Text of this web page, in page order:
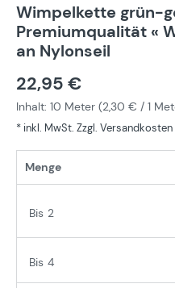
Durchschnittliche
Wimpelkette grün-
Premiumqualität «
an Nylonseil
22,95 €
Inhalt: 10 Meter (2,30 € / 1
* inkl. MwSt. Zzgl. Versandkosten
Menge
Bis 2
Bis 4